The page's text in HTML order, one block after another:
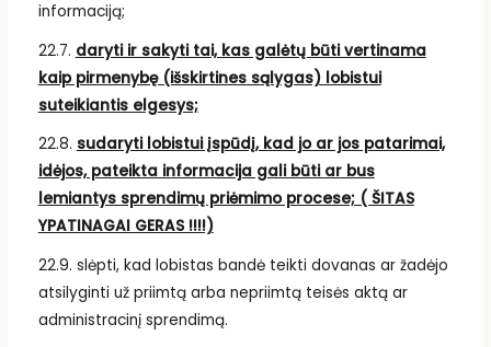
informaciją;
22.7. daryti ir sakyti tai, kas galėtų būti vertinama
kaip pirmenybę (išskirtines sąlygas) lobistui
suteikiantis elgesys;
22.8. sudaryti lobistui įspūdį, kad jo ar jos patarimai,
idėjos, pateikta informacija gali būti ar bus
lemiantys sprendimų priėmimo procese; ( ŠITAS
YPATINAGAI GERAS !!!!)
22.9. slėpti, kad lobistas bandė teikti dovanas ar žadėjo
atsilyginti už priimtą arba nepriimtą teisės aktą ar
administracinį sprendimą.